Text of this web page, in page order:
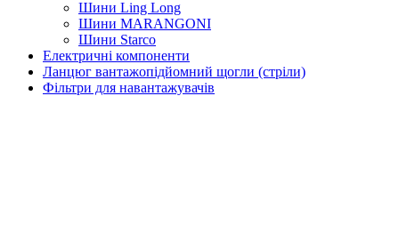
Шини Ling Long
Шини MARANGONI
Шини Starco
Електричні компоненти
Ланцюг вантажопідйомний щогли (стріли)
Фільтри для навантажувачів